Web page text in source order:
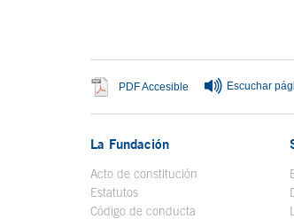
PDF Accesible Se abre en ventana
Escuchar
La Fundación
Acto de constitución
Estatutos
Código de conducta